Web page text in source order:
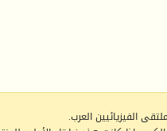
الفيزيائيين العرب.